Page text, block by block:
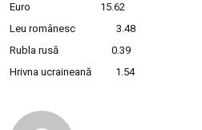
Euro 15.62
Leu românesc 3.48
Rubla rusă 0.39
Hrivna ucraineană 1.54